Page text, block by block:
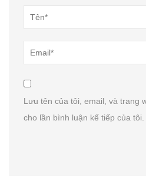
Lưu tên của tôi, email, và trang
cho lần bình luận kế tiếp của tôi.